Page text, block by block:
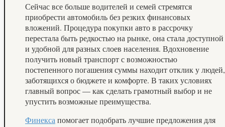
Сейчас все больше водителей и семей стремятся
приобрести автомобиль без резких финансовых
вложений. Процедура покупки авто в рассрочку
перестала быть редкостью на рынке, она стала доступной
и удобной для разных слоев населения. Вдохновение
получить новый транспорт с возможностью
постепенного погашения суммы находит отклик у людей,
заботящихся о бюджете и комфорте. В таких условиях
главный вопрос — как сделать грамотный выбор и не
упустить возможные преимущества.
Финекса помогает подобрать лучшие предложения для